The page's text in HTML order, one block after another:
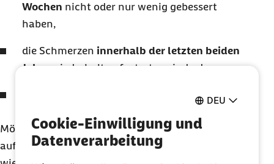
DEU
Cookie-Einwilligung und
Datenverarbeitung
Wochen nicht oder nur wenig gebessert
haben,
die Schmerzen innerhalb der letzten beiden
Jahre
wiederholt aufgetreten sind oder,
durch diese Schmerzen
Möglicherweise bemerken Sie auch erste Hinweise
auf das Risiko einer Chronifizierung